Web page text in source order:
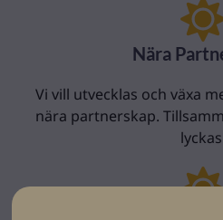
Nära
Vi vill utvecklas och växa
nära partnerskap.